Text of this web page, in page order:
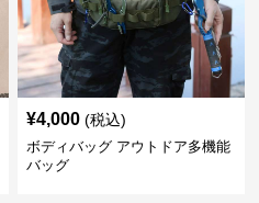
¥4,000 (税込)
ボディバッグ アウトドア多機能
バッグ